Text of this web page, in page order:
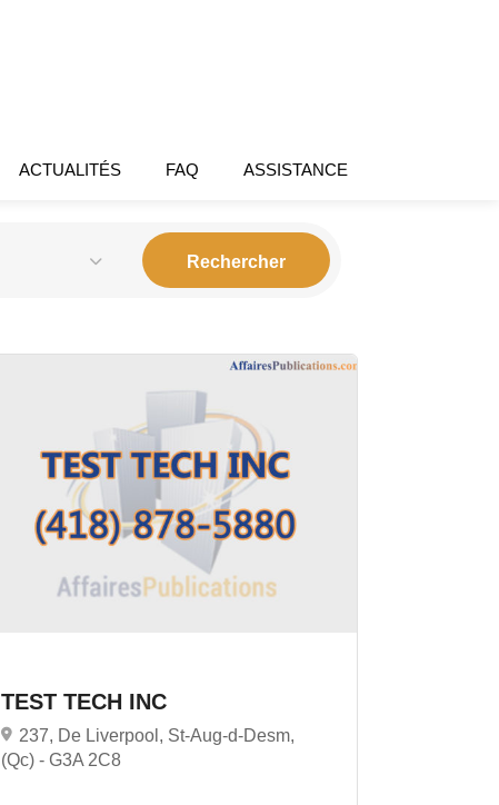
ACTUALITÉS FAQ ASSISTANCE
TEST TECH INC
237, De Liverpool, St-Aug-d-Desm,
(Qc) -G3A 2C8